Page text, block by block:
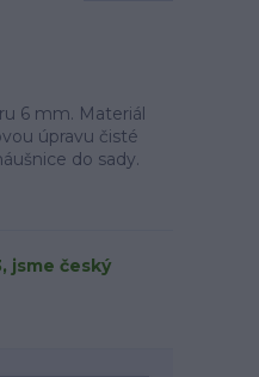
6 mm. Materiál
úpravu čisté
do sady.
jsme český